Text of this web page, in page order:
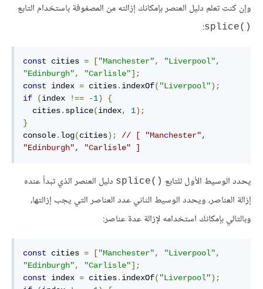
وإن كنت تعلم دليل العنصر بإمكانك إزالته من المصفوفة باستخدام التابع
()splice
:
const cities = ["Manchester", "Liverpool",
"Edinburgh", "Carlisle"];
const index = cities. indexOf( "Liverpool");
if
(index !== -1)
{
  cities
. splice(index, 1);
}
console. log(cities);
// [ "Manchester",
"Edinburgh", "Carlisle" ]
يحدد الوسيط الأول للتابع ()splice
دليل العنصر الذي تبدأ عنده
إزالة العناصر، ويحدد الوسيط الثاني عدد العناصر التي يجب إزالتها،
وبالتالي بإمكانك استخدامه ﻹزالة عدة عناصر:
const cities = ["Manchester", "Liverpool",
"Edinburgh", "Carlisle"];
const index = cities. indexOf( "Liverpool");